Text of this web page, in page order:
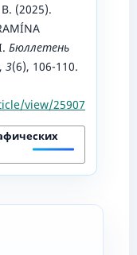
(2025).
Бюллетень
3(6), 106-110.
view/25907